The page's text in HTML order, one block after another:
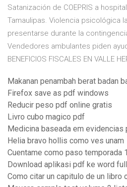
Satanización de COEPRIS a
Tamaulipas. Violencia psicológica
presentarse durante la
Vendedores ambulantes piden
BENEFICIOS FISCALES EN VALLE
Makanan penambah berat badan
Firefox save as pdf windows
Reducir peso pdf online gratis
Livro cubo magico pdf
Medicina baseada em evidencias
Helia bravo hollis como ves unam
Cuentame como paso temporada
Download aplikasi pdf ke word
Como citar un capitulo de un libro